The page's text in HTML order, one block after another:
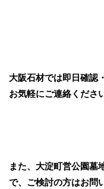
大阪石材では即日確認
お気軽にご連絡ください
また、大淀町営公園墓
で、ご検討の方はお問